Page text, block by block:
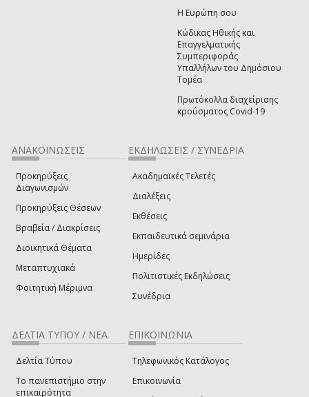
Η Ευρώπη σου
Κώδικας Ηθικής και
Επαγγελματικής
Συμπεριφοράς
Υπαλλήλων του Δημόσιου
Τομέα
Πρωτόκολλα διαχείρισης
κρούσματος Covid-19
ΑΝΑΚΟΙΝΩΣΕΙΣ
Προκηρύξεις
Διαγωνισμών
Προκηρύξεις Θέσεων
Βραβεία / Διακρίσεις
Διοικητικά Θέματα
Μεταπτυχιακά
Φοιτητική Μέριμνα
ΕΚΔΗΛΩΣΕΙΣ / ΣΥΝΕΔΡΙΑ
Ακαδημαϊκές Τελετές
Διαλέξεις
Εκθέσεις
Εκπαιδευτικά σεμινάρια
Ημερίδες
Πολιτιστικές Εκδηλώσεις
Συνέδρια
ΔΕΛΤΙΑ ΤΥΠΟΥ / ΝΕΑ
Δελτία Τύπου
Το πανεπιστήμιο στην
επικαιρότητα
ΕΠΙΚΟΙΝΩΝΙΑ
Τηλεφωνικός Κατάλογος
Επικοινωνία